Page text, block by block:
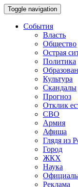
Toggle navigation
События
Власть
Общество
Острая
Политика
Культура
Скандалы
Прогноз
Отклик
СВО
Армия
Афиша
Глядя из
Город
ЖКХ
Наука
Реклама